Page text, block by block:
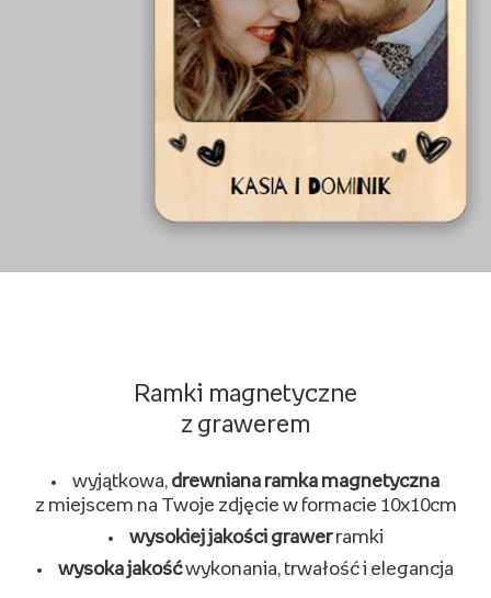
Ramki magnetyczne
z grawerem
wyjątkowa, drewniana ramka magnetyczna
z miejscem na Twoje zdjęcie w formacie 10x10cm
wysokiej jakości grawerramki
wysoka jakośćwykonania, trwałość i elegancja